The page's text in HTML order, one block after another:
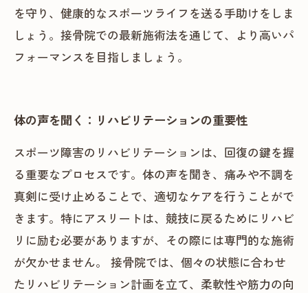
を守り、健康的なスポーツライフを送る手助けをしま
しょう。接骨院での最新施術法を通じて、より高いパ
フォーマンスを目指しましょう。
体の声を聞く：リハビリテーションの重要性
スポーツ障害のリハビリテーションは、回復の鍵を握
る重要なプロセスです。体の声を聞き、痛みや不調を
真剣に受け止めることで、適切なケアを行うことがで
きます。特にアスリートは、競技に戻るためにリハビ
リに励む必要がありますが、その際には専門的な施術
が欠かせません。 接骨院では、個々の状態に合わせ
たリハビリテーション計画を立て、柔軟性や筋力の向